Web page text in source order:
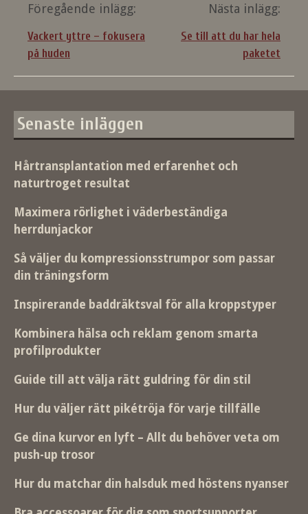
Inläggsnavigering
Föregående inlägg:
Vackert yttre – fokusera
på huden
Nästa inlägg:
Se till att du har hela
paketet
Senaste inläggen
Hårtransplantation med erfarenhet och
naturtroget resultat
Maximera rörlighet i väderbeständiga
herrdunjackor
Så väljer du kompressionsstrumpor som passar
din träningsform
Inspirerande baddräktsval för alla kroppstyper
Kombinera hälsa och reklam genom smarta
profilprodukter
Guide till att välja rätt guldring för din stil
Hur du väljer rätt pikétröja för varje tillfälle
Ge dina kurvor en lyft – Allt du behöver veta om
push-up trosor
Hur du matchar din halsduk med höstens nyanser